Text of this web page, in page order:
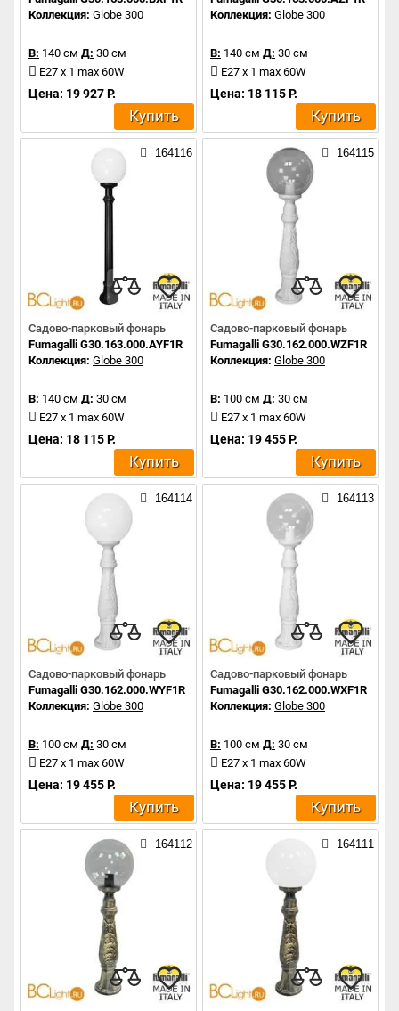
Коллекция: Globe 300
В: 140 см Д: 30 см
E27 x 1 max 60W
Цена: 19 927 Р.
Купить
Коллекция: Globe 300
В: 140 см Д: 30 см
E27 x 1 max 60W
Цена: 18 115 Р.
Купить
164116
Садово-парковый фонарь
Fumagalli G30.163.000.AYF1R
Коллекция: Globe 300
В: 140 см Д: 30 см
E27 x 1 max 60W
Цена: 18 115 Р.
Купить
164115
Садово-парковый фонарь
Fumagalli G30.162.000.WZF1R
Коллекция: Globe 300
В: 100 см Д: 30 см
E27 x 1 max 60W
Цена: 19 455 Р.
Купить
164114
Садово-парковый фонарь
Fumagalli G30.162.000.WYF1R
Коллекция: Globe 300
В: 100 см Д: 30 см
E27 x 1 max 60W
Цена: 19 455 Р.
Купить
164113
Садово-парковый фонарь
Fumagalli G30.162.000.WXF1R
Коллекция: Globe 300
В: 100 см Д: 30 см
E27 x 1 max 60W
Цена: 19 455 Р.
Купить
164112 164111